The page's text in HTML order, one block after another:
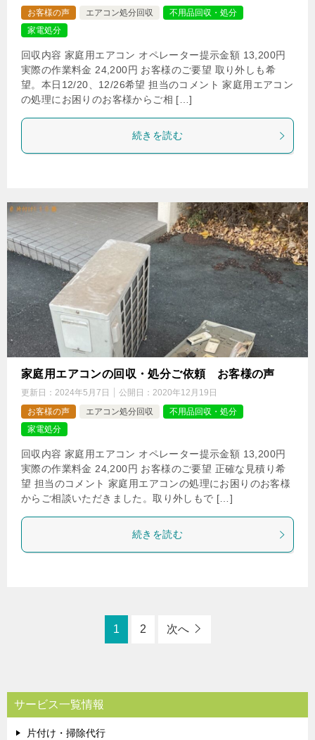
お客様の声
エアコン処分回収
不用品回収・処分
家電処分
回収内容 家庭用エアコン オペレーター提示金額 13,200円
実際の作業料金 24,200円 お客様のご要望 取り外しも希
望。本日12/20、12/26希望 担当のコメント 家庭用エアコン
の処理にお困りのお客様からご相 […]
続きを読む
家庭用エアコンの回収・処分ご依頼 お客様の声
更新日： 2024年5月7日 公開日： 2020年12月19日
お客様の声
エアコン処分回収
不用品回収・処分
家電処分
回収内容 家庭用エアコン オペレーター提示金額 13,200円
実際の作業料金 24,200円 お客様のご要望 正確な見積り希
望 担当のコメント 家庭用エアコンの処理にお困りのお客様
からご相談いただきました。取り外しもで […]
続きを読む
1 2 次へ
サービス一覧情報
片付け・掃除代行